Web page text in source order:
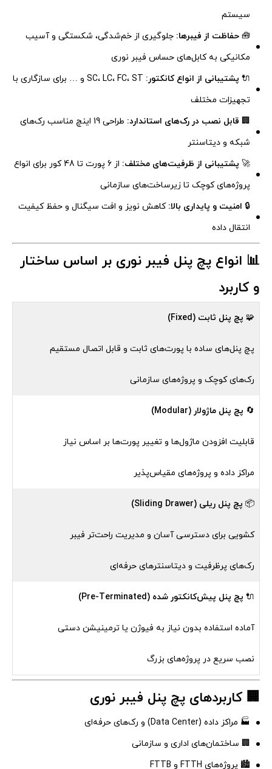
سیستم
🧰 حفاظت از فیبرها: جلوگیری از خم‌شدگی، شکستگی و آسیب
مکانیکی به کابل‌های حساس فیبر نوری
🔌 پشتیبانی از انواع کانکتور:
SC، LC، FC، ST و … برای سازگاری با
تجهیزات مختلف
🏢 قابل نصب در رک‌های استاندارد:
طراحی 19 اینچ مناسب رک‌های
شبکه و دیتاسنتر
🚀 پشتیبانی از ظرفیت‌های مختلف:
از 6 پورت تا 48 کور برای انواع
پروژه‌های کوچک تا زیرساخت‌های سازمانی
🔒 امنیت و پایداری بالا: کاهش نویز و افت سیگنال و حفظ کیفیت
انتقال داده
📊 انواع پچ پنل فیبر نوری بر اساس ساختار
و کاربرد
🧩 پچ پنل ثابت (Fixed)
پچ پنل‌های ساده با پورت‌های ثابت و قابل اتصال مستقیم
رک‌های کوچک و پروژه‌های سازمانی
🔄 پچ پنل ماژولار (Modular)
قابلیت افزودن ماژول‌ها و تغییر پورت‌ها بر اساس نیاز
مراکز داده و پروژه‌های مقیاس‌پذیر
📦 پچ پنل ریلی (Sliding Drawer)
کشویی برای دسترسی آسان و مدیریت راحت‌تر فیبر
رک‌های پرظرفیت و دیتاسنترهای حرفه‌ای
🔌 پچ پنل پیش‌کانکتور شده (Pre-Terminated)
آماده استفاده بدون نیاز به فیوژن یا ترمینیشن دستی
نصب سریع در پروژه‌های بزرگ
🏢 کاربردهای پچ پنل فیبر نوری
🏭 مراکز داده (Data Center) و رک‌های حرفه‌ای
🏢 ساختمان‌های اداری و سازمانی
🏙️ پروژه‌های FTTH و FTTB